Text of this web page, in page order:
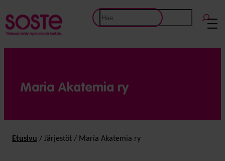
Etsi
Maria Akatemia ry
Etusivu / Järjestöt / Maria Akatemia ry